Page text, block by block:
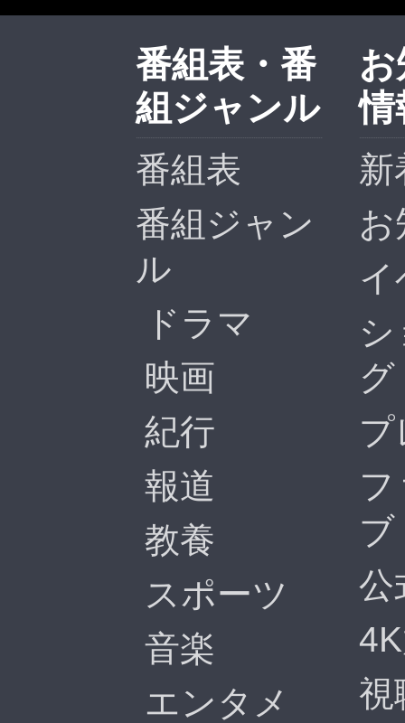
番組表・番
組ジャンル
番組表
番組ジャン
ル
ドラマ
映画
紀行
報道
教養
スポーツ
音楽
エンタメ
情
新
お
イ
グ
プ
ブ
公
視